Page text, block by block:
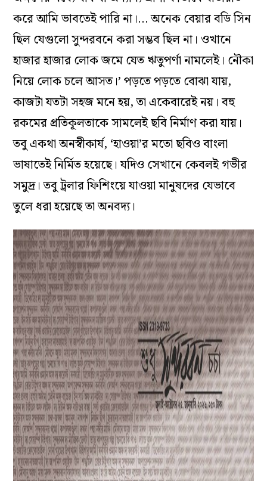
করে আমি ভাবতেই পারি না।… অনেক বেয়ার বডি সিন
ছিল যেগুলো সুন্দরবনে করা সম্ভব ছিল না। ওখানে
হাজার হাজার লোক জমে যেত ঋতুপর্ণা নামলেই। নৌকা
নিয়ে লোক চলে আসত।’ পড়তে পড়তে বোঝা যায়,
কাজটা যতটা সহজ মনে‌ হয়, তা একেবারেই নয়। বহু
রকমের প্রতিকূলতাকে সামলেই ছবি নির্মাণ করা যায়।
তবু একথা অনস্বীকার্য, ‘হাওয়া’র মতো ছবিও বাংলা
ভাষাতেই নির্মিত হয়েছে। যদিও সেখানে কেবলই গভীর
সমুদ্র। তবু ট্রলার ফিশিংয়ে যাওয়া মানুষদের যেভাবে
তুলে ধরা হয়েছে তা অনবদ্য।